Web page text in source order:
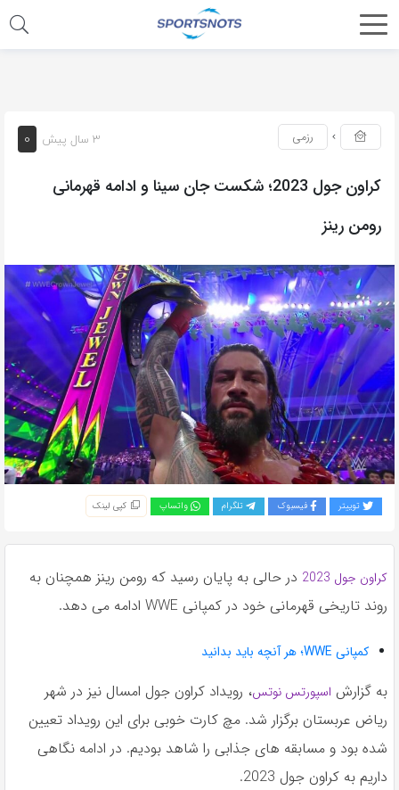
اشتراک
استفاده
از
روش‌های
می‌توانید
صفحه
را
با
دوستان
خود
به
اشتراک
بگذارید.
کپی
3 سال پیش 0 رزمی
کراون جول 2023؛ شکست جان سینا و ادامه قهرمانی
رومن رینز
توییتر فیسبوک تلگرام واتساپ کپی لینک
کراون جول 2023
در حالی به پایان رسید که رومن رینز همچنان به
روند تاریخی قهرمانی خود در کمپانی WWE ادامه می دهد.
کمپانی WWE؛ هر آنچه باید بدانید
به گزارش اسپورتس نوتس، رویداد کراون جول امسال نیز در شهر
ریاض عربستان برگزار شد. مچ کارت خوبی برای این رویداد تعیین
شده بود و مسابقه های جذابی را شاهد بودیم. در ادامه نگاهی
داریم به کراون جول 2023.